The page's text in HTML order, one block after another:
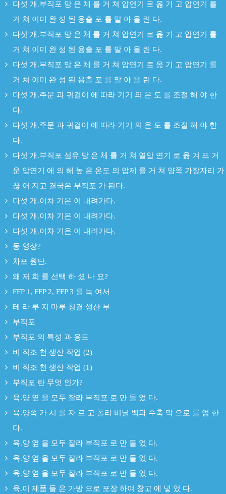
다섯 개.부직포 망 은 체 를 거 쳐 압연기 로 옮 기 고 압연기 를
거 쳐 이미 완 성 된 용출 포 를 말 아 올 린 다.
다섯 개.부직포 망 은 체 를 거 쳐 압연기 로 옮 기 고 압연기 를
거 쳐 이미 완 성 된 용출 포 를 말 아 올 린 다.
다섯 개.부직포 망 은 체 를 거 쳐 압연기 로 옮 기 고 압연기 를
거 쳐 이미 완 성 된 용출 포 를 말 아 올 린 다.
다섯 개.주문 과 귀걸이 에 따라 기기 의 온 도 를 조절 해 야 한
다.
다섯 개.주문 과 귀걸이 에 따라 기기 의 온 도 를 조절 해 야 한
다.
다섯 개.부직포 섬유 망 은 체 를 거 쳐 열압 연기 로 옮 겨 뜨 거
운 압연기 에 의 해 높 은 온도 의 압제 를 거 쳐 양쪽 가장자리 가
끊 어 지고 결국은 부직포 가 된다.
다섯 개.이차 기온 이 내려가다.
다섯 개.이차 기온 이 내려가다.
다섯 개.이차 기온 이 내려가다.
동 영상?
차포 원단.
왜 저 희 를 선택 하 셨 나 요?
FFP 1, FFP 2, FFP 3 를 녹 여서
테 라 루 지 마루 청결 생산 부
부직포
부직포 의 특성 과 용도
비 직조 천 생산 작업 (2)
비 직조 천 생산 작업 (1)
부직포 란 무엇 인가?
육.양 옆 을 모두 잘라 부직포 로 만 들 었 다.
육.양쪽 가 시 를 자 르 고 폴리 비닐 백과 수축 막 으로 롤 업 한
다.
육.양 옆 을 모두 잘라 부직포 로 만 들 었 다.
육.양 옆 을 모두 잘라 부직포 로 만 들 었 다.
육.양 옆 을 모두 잘라 부직포 로 만 들 었 다.
육.이 제품 들 은 가방 으로 포장 하여 창고 에 넣 었 다.